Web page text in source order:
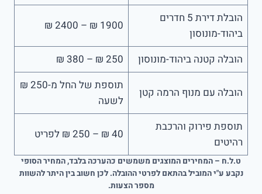
הובלת דירת 5 חדרים
ביהוד-מונוסון
1900 ₪ – 2400 ₪
הובלה קטנה ביהוד-מונוסון 250 ₪ – 380 ₪
הובלה עם מנוף הרמה קטן
תוספת של החל מ-250 ₪
לשעה
תוספת פירוק והרכבת
רהיטים
40 ₪ – 250 ₪ לפריט
ט.ל.ח – המחירים המוצגים משמשים כהערכה בלבד, המחיר הסופי
נקבע ע"י המוביל בהתאם לפרטי ההובלה. לכן חשוב בין היתר להשוות
מספר הצעות.